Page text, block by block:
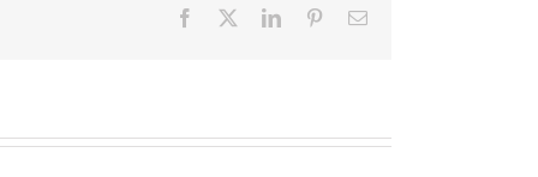
Facebook LinkedInPinterest
E-